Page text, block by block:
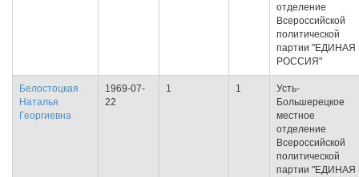
отделение
Всероссийской
политической
партии "ЕДИНАЯ
РОССИЯ"
Белостоцкая
Наталья
Георгиевна
1969-07-
22
1 1
Усть-
Большерецкое
местное
отделение
Всероссийской
политической
партии "ЕДИНАЯ